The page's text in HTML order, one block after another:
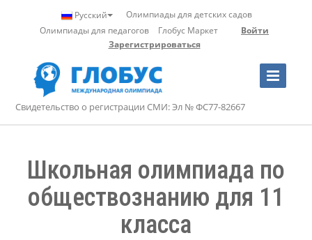
Русский
Олимпиады для детских садов
Олимпиады для педагогов
Глобус Маркет
Войти
Зарегистрироваться
Toggle
Navigation
Свидетельство о регистрации СМИ: Эл № ФС77-82667
Школьная олимпиада по
обществознанию для 11
класса